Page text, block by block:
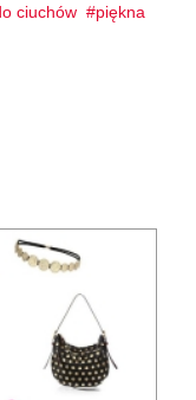
ciuchów
piękna